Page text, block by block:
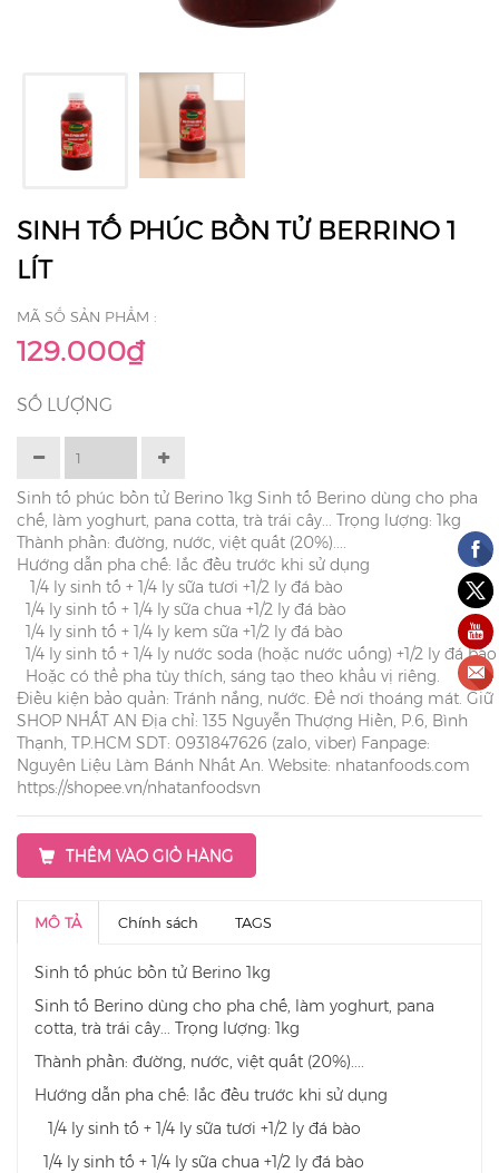
SINH TỐ PHÚC BỒN TỬ BERRINO 1
LÍT
MÃ SỐ SẢN PHẨM :
129.000₫
SỐ LƯỢNG
Sinh tố phúc bồn tử Berino 1kg Sinh tố Berino dùng cho pha
chế, làm yoghurt, pana cotta, trà trái cây... Trọng lượng: 1kg
Thành phần: đường, nước, việt quất (20%)....
Hướng dẫn pha chế: lắc đều trước khi sử dụng
1/4 ly sinh tố + 1/4 ly sữa tươi +1/2 ly đá bào
1/4 ly sinh tố + 1/4 ly sữa chua +1/2 ly đá bào
1/4 ly sinh tố + 1/4 ly kem sữa +1/2 ly đá bào
1/4 ly sinh tố + 1/4 ly nước soda (hoặc nước uống) +1/2 ly đá
Hoặc có thể pha tùy thích, sáng tạo theo khẩu vị riêng.
Điều kiện bảo quản: Tránh nắng, nước. Để nơi thoáng mát. Giữ
SHOP NHẤT AN Địa chỉ: 135 Nguyễn Thượng Hiền, P.6, Bình
Thạnh, TP.HCM SDT: 0931847626 (zalo, viber) Fanpage:
Nguyên Liệu Làm Bánh Nhất An. Website: nhatanfoods.com
https://shopee.vn/nhatanfoodsvn
THÊM VÀO GIỎ HÀNG
MÔ TẢ Chính sách TAGS
Sinh tố phúc bồn tử Berino 1kg
Sinh tố Berino dùng cho pha chế, làm yoghurt, pana
cotta, trà trái cây... Trọng lượng: 1kg
Thành phần: đường, nước, việt quất (20%)....
Hướng dẫn pha chế: lắc đều trước khi sử dụng
1/4 ly sinh tố + 1/4 ly sữa tươi +1/2 ly đá bào
1/4 ly sinh tố + 1/4 ly sữa chua +1/2 ly đá bào